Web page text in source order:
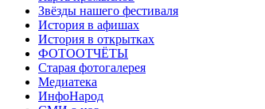
Звёзды нашего фестиваля
История в афишах
История в открытках
ФОТООТЧЁТЫ
Старая фотогалерея
Медиатека
ИнфоНарод